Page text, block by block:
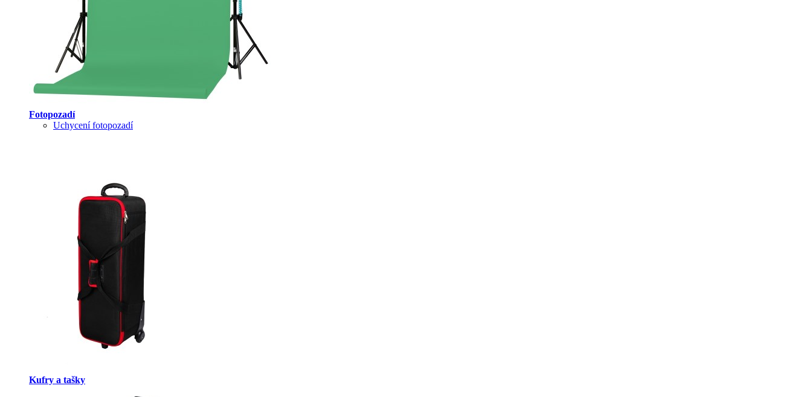
Fotopozadí
Uchycení fotopozadí
Kufry a tašky